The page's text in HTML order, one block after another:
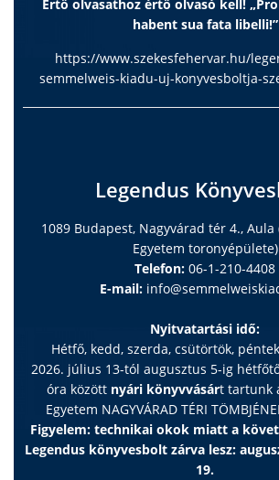
Értő olvasathoz értő olvasó kell!
habent sua fata libelli!”
https://www.szekesfehervar.hu/
semmelweis-kiadu-uj-konyvesboltja-
Legendus
1089 Budapest, Nagyvárad tér 4., Aula
Egyetem toronyépülete)
Telefon: 06-1-210-4408
E-mail:
Nyitvatartási idő:
Hétfő, kedd, szerda, csütörtök,
2026. július 13-tól augusztus 5-ig
óra között nyári könyvvásárt tartunk
Egyetem NAGYVÁRAD TÉRI
Figyelem: technikai okok miatt a
Legendus könyvesbolt zárva lesz:
19.